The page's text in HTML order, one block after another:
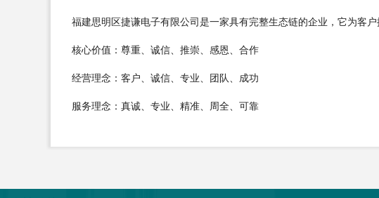
福建思明区捷谦电子有限公司是一家具有完整生态链的企业，它为客
核心价值：尊重、诚信、推崇、感恩、合作
经营理念：客户、诚信、专业、团队、成功
服务理念：真诚、专业、精准、周全、可靠